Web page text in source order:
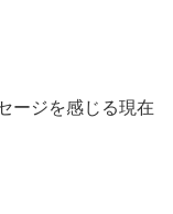
ージを感じる現在